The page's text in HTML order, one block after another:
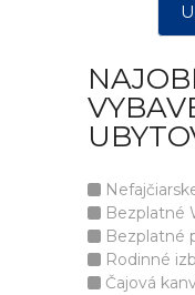
Bezplatné
Bezplatné
Rodinné
Čajová